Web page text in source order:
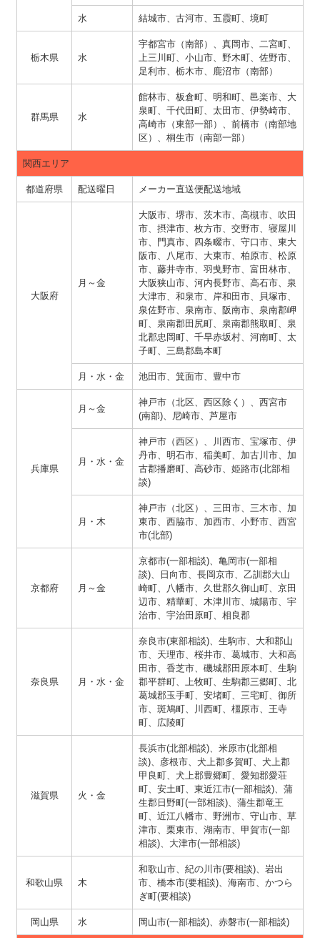
水 結城市、古河市、五霞町、境町
栃木県 水
宇都宮市（南部）、真岡市、二宮町、
上三川町、小山市、野木町、佐野市、
足利市、栃木市、鹿沼市（南部）
群馬県 水
館林市、板倉町、明和町、邑楽市、大
泉町、千代田町、太田市、伊勢崎市、
高崎市（東部一部）、前橋市（南部地
区）、桐生市（南部一部）
関西エリア
都道府県 配送曜日 メーカー直送便配送地域
大阪府
月～金
大阪市、堺市、茨木市、高槻市、吹田
市、摂津市、枚方市、交野市、寝屋川
市、門真市、四条畷市、守口市、東大
阪市、八尾市、大東市、柏原市、松原
市、藤井寺市、羽曵野市、富田林市、
大阪狭山市、河内長野市、高石市、泉
大津市、和泉市、岸和田市、貝塚市、
泉佐野市、泉南市、阪南市、泉南郡岬
町、泉南郡田尻町、泉南郡熊取町、泉
北郡忠岡町、千早赤坂村、河南町、太
子町、三島郡島本町
月・水・金 池田市、箕面市、豊中市
兵庫県
月～金
神戸市（北区、西区除く）、西宮市
(南部)、尼崎市、芦屋市
月・水・金
神戸市（西区）、川西市、宝塚市、伊
丹市、明石市、稲美町、加古川市、加
古郡播磨町、高砂市、姫路市(北部相
談)
月・木
神戸市（北区）、三田市、三木市、加
東市、西脇市、加西市、小野市、西宮
市(北部)
京都府 月～金
京都市(一部相談)、亀岡市(一部相
談)、日向市、長岡京市、乙訓郡大山
崎町、八幡市、久世郡久御山町、京田
辺市、精華町、木津川市、城陽市、宇
治市、宇治田原町、相良郡
奈良県 月・水・金
奈良市(東部相談)、生駒市、大和郡山
市、天理市、桜井市、葛城市、大和高
田市、香芝市、磯城郡田原本町、生駒
郡平群町、上牧町、生駒郡三郷町、北
葛城郡玉手町、安堵町、三宅町、御所
市、斑鳩町、川西町、橿原市、王寺
町、広陵町
滋賀県 火・金
長浜市(北部相談)、米原市(北部相
談)、彦根市、犬上郡多賀町、犬上郡
甲良町、犬上郡豊郷町、愛知郡愛荘
町、安土町、東近江市(一部相談)、蒲
生郡日野町(一部相談)、蒲生郡竜王
町、近江八幡市、野洲市、守山市、草
津市、栗東市、湖南市、甲賀市(一部
相談)、大津市(一部相談)
和歌山県 木
和歌山市、紀の川市(要相談)、岩出
市、橋本市(要相談)、海南市、かつら
ぎ町(要相談)
岡山県 水 岡山市(一部相談)、赤磐市(一部相談)